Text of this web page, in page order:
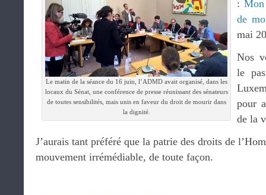
Le matin de la séance du 16 juin, l’ADMD avait organisé, dans les
locaux du Sénat, une conférence de presse réunissant des sénateurs
de toutes sensibilités, mais unis en faveur du droit de mourir dans
la dignité.
:
de
mai
Nos
le
pour
de la
J’aurais tant préféré que la patrie des droits de
mouvement irrémédiable, de toute façon.